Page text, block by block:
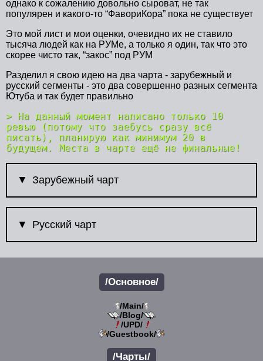
/Основное/
/Main/
/Blog/
/UPD/
/Guestbook/
/Чарты/
однако к сожалению довольно сыроват, не так
популярен и какого-то “ФавориКора” пока не существует
Это мой лист и мои оценки, очевидно их не ставило
тысяча людей как на РУМе, а только я один, так что это
скорее чисто так, “закос” под РУМ
Разделил я свою идею на два чарта - зарубежный и
русский сегменты - это два совершенно разных сегмента
Ютуба и так будет правильно
> На данный момент написано только 10
ревью (потому что заебусь сразу всё
писать), планирую как минимум 20 в
будущем. Места в чарте ещё не финальные!
Зарубежный чарт
Русский чарт